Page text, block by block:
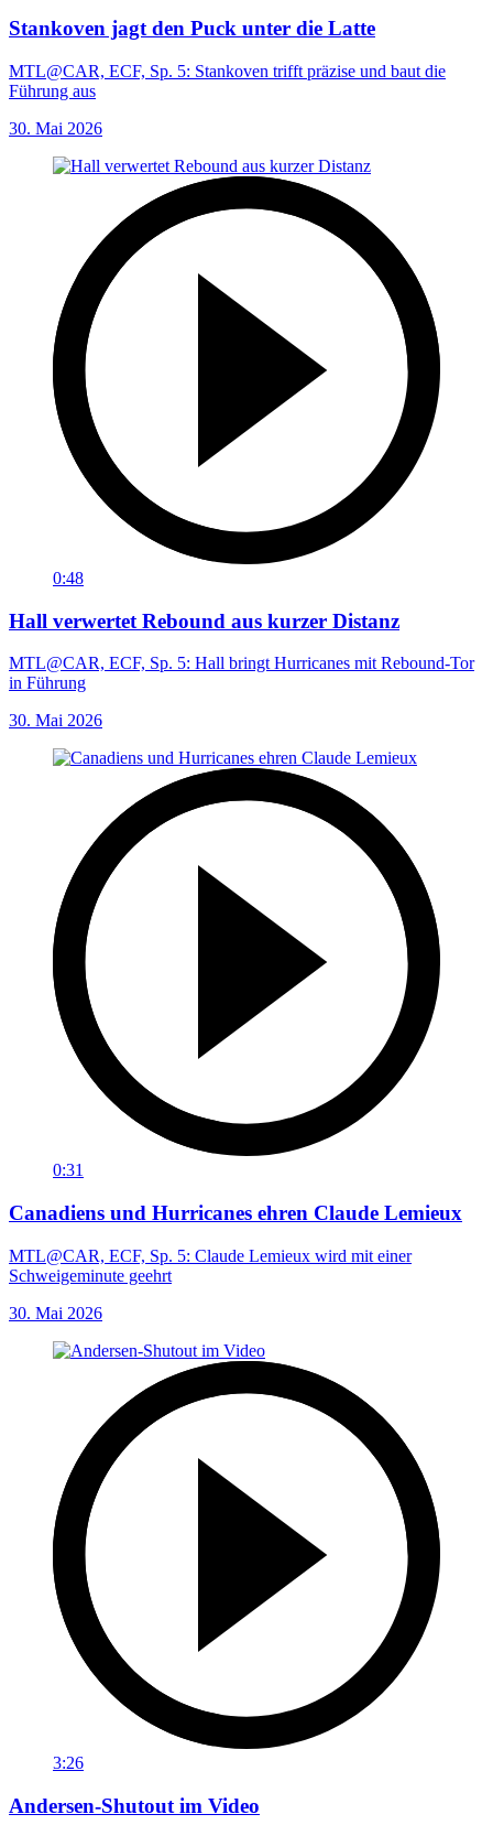
Stankoven jagt den Puck unter die Latte
MTL@CAR, ECF, Sp. 5: Stankoven trifft präzise und baut die
Führung aus
30. Mai 2026
0:48
Hall verwertet Rebound aus kurzer Distanz
MTL@CAR, ECF, Sp. 5: Hall bringt Hurricanes mit Rebound-Tor
in Führung
30. Mai 2026
0:31
Canadiens und Hurricanes ehren Claude Lemieux
MTL@CAR, ECF, Sp. 5: Claude Lemieux wird mit einer
Schweigeminute geehrt
30. Mai 2026
3:26
Andersen-Shutout im Video